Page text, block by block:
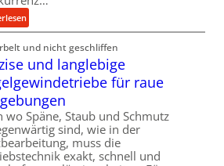
z
u
n
d
A
u
f
t
r
a
g
s
l
o
s
e
,
w
e
n
i
g
:
K
u
g
l
g
e
w
i
und nicht geschliffen
und langlebige
für raue
wo Späne, Staub und Schmutz
sind, wie in der
muss die
exakt, schnell und